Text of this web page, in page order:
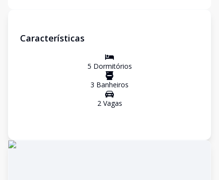
Características
5 Dormitórios
3 Banheiros
2Vagas